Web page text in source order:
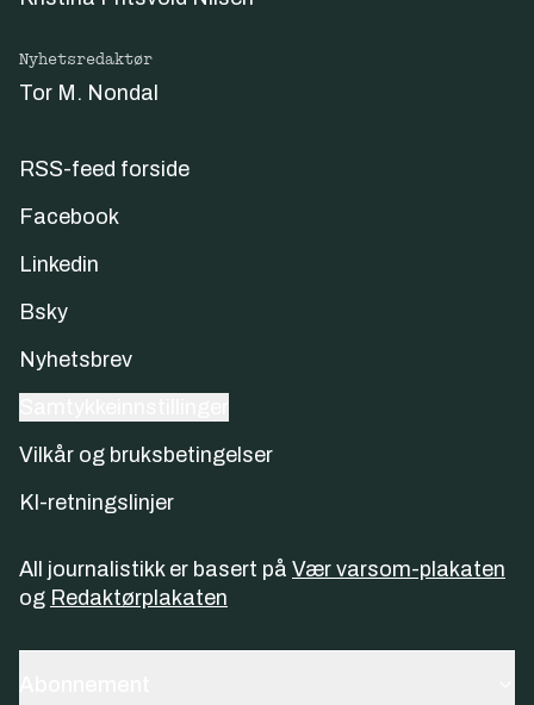
Nyhetsredaktør
Tor M. Nondal
RSS-feed forside
Facebook
Linkedin
Bsky
Nyhetsbrev
Vilkår og bruksbetingelser
KI-retningslinjer
All journalistikk er basert på Vær varsom-plakaten
og Redaktørplakaten